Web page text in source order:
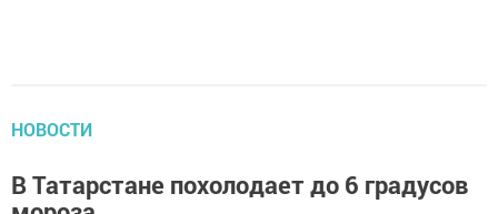
НОВОСТИ
В Татарстане похолодает до 6 градусов